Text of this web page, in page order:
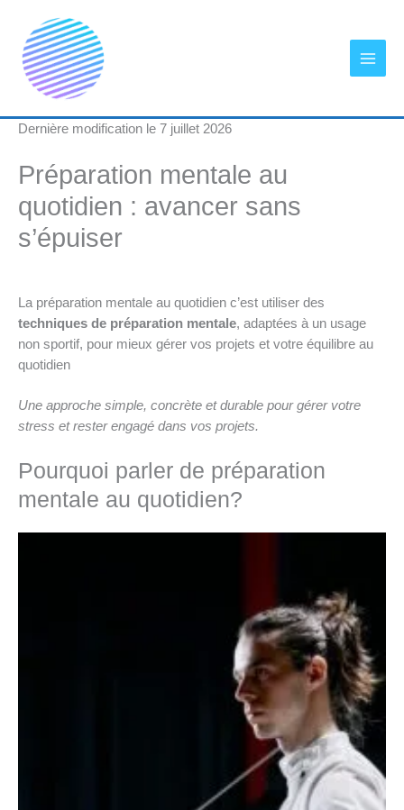
contenu
Dernière modification le 7 juillet 2026
Préparation mentale au
quotidien : avancer sans
s’épuiser
La préparation mentale au quotidien c’est utiliser des
techniques de préparation mentale, adaptées à un usage
non sportif, pour mieux gérer vos projets et votre équilibre au
quotidien
Une approche simple, concrète et durable pour gérer votre
stress et rester engagé dans vos projets.
Pourquoi parler de préparation
mentale au quotidien?